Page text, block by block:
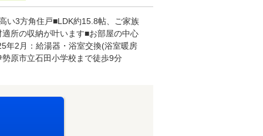
い3方角住戸■LDK約15.8帖、ご家族
所の収納が叶います■お部屋の中心
年2月：給湯器・浴室交換(浴室暖房
原市立石田小学校まで徒歩9分